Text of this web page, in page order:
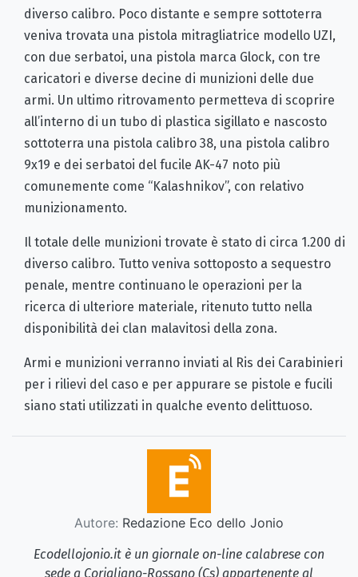
diverso calibro. Poco distante e sempre sottoterra
veniva trovata una pistola mitragliatrice modello UZI,
con due serbatoi, una pistola marca Glock, con tre
caricatori e diverse decine di munizioni delle due
armi. Un ultimo ritrovamento permetteva di scoprire
all’interno di un tubo di plastica sigillato e nascosto
sottoterra una pistola calibro 38, una pistola calibro
9x19 e dei serbatoi del fucile AK-47 noto più
comunemente come “Kalashnikov”, con relativo
munizionamento.
Il totale delle munizioni trovate è stato di circa 1.200 di
diverso calibro. Tutto veniva sottoposto a sequestro
penale, mentre continuano le operazioni per la
ricerca di ulteriore materiale, ritenuto tutto nella
disponibilità dei clan malavitosi della zona.
Armi e munizioni verranno inviati al Ris dei Carabinieri
per i rilievi del caso e per appurare se pistole e fucili
siano stati utilizzati in qualche evento delittuoso.
Autore: Redazione Eco dello Jonio
Ecodellojonio.it è un giornale on-line calabrese con
sede a Corigliano-Rossano (Cs) appartenente al